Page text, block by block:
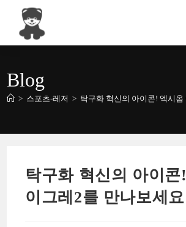
content
Blog
> 스포츠-레저 > 탁구화 혁신의 아이콘! 엑시
탁구화 혁신의 아이콘
이그레2를 만나보세